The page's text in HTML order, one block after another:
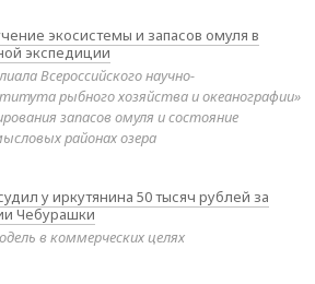
экосистемы и запасов омуля в
экспедиции
Всероссийского научно-
рыбного хозяйства и океанографии»
запасов омуля и состояние
районах озера
у иркутянина 50 тысяч рублей за
Чебурашки
в коммерческих целях